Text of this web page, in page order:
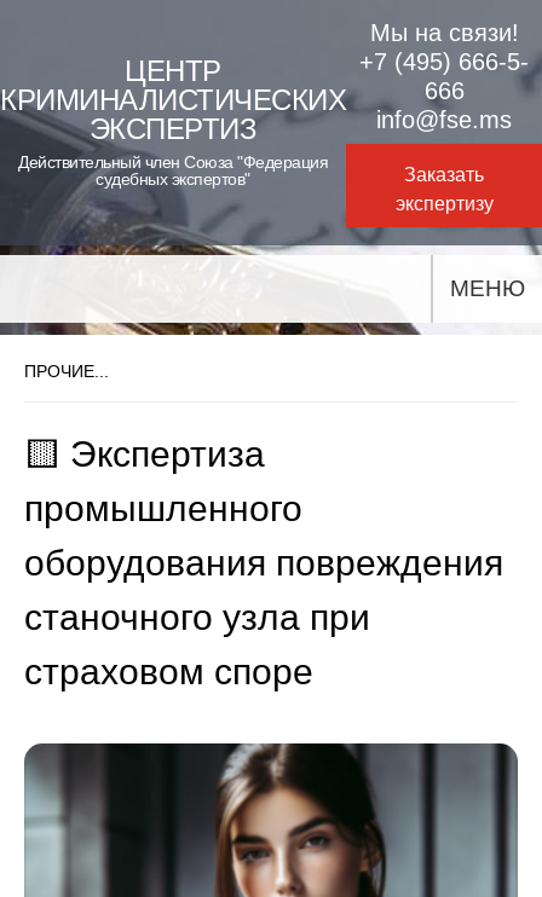
content
ЦЕНТР
КРИМИНАЛИСТИЧЕСКИХ
ЭКСПЕРТИЗ
Действительный член Союза "Федерация
судебных экспертов"
Мы на связи!
+7 (495) 666-5-
666
info@fse.ms
Заказать
экспертизу
МЕНЮ
ПРОЧИЕ...
🟨 Экспертиза
промышленного
оборудования повреждения
станочного узла при
страховом споре